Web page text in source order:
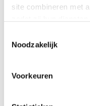
site combineren met
Indien je dat toestaat,
Informatie
Bepaalde
Noodzakelijk
Voorkeuren